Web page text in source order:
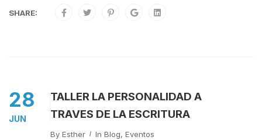
SHARE:
28
JUN
TALLER LA PERSONALIDAD A
TRAVES DE LA ESCRITURA
By Esther In Blog, Eventos